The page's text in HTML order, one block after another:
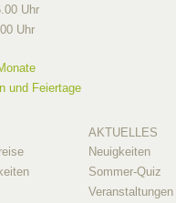
Uhr
Uhr
und Feiertage
AKTUELLES
Neuigkeiten
Sommer-Quiz
Veranstaltungen